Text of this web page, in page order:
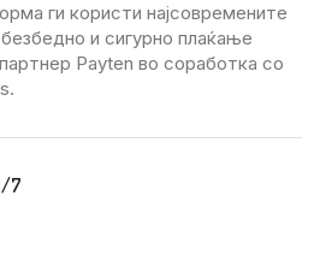
ги користи најсовремените
и сигурно плаќање
Payten во соработка со
7